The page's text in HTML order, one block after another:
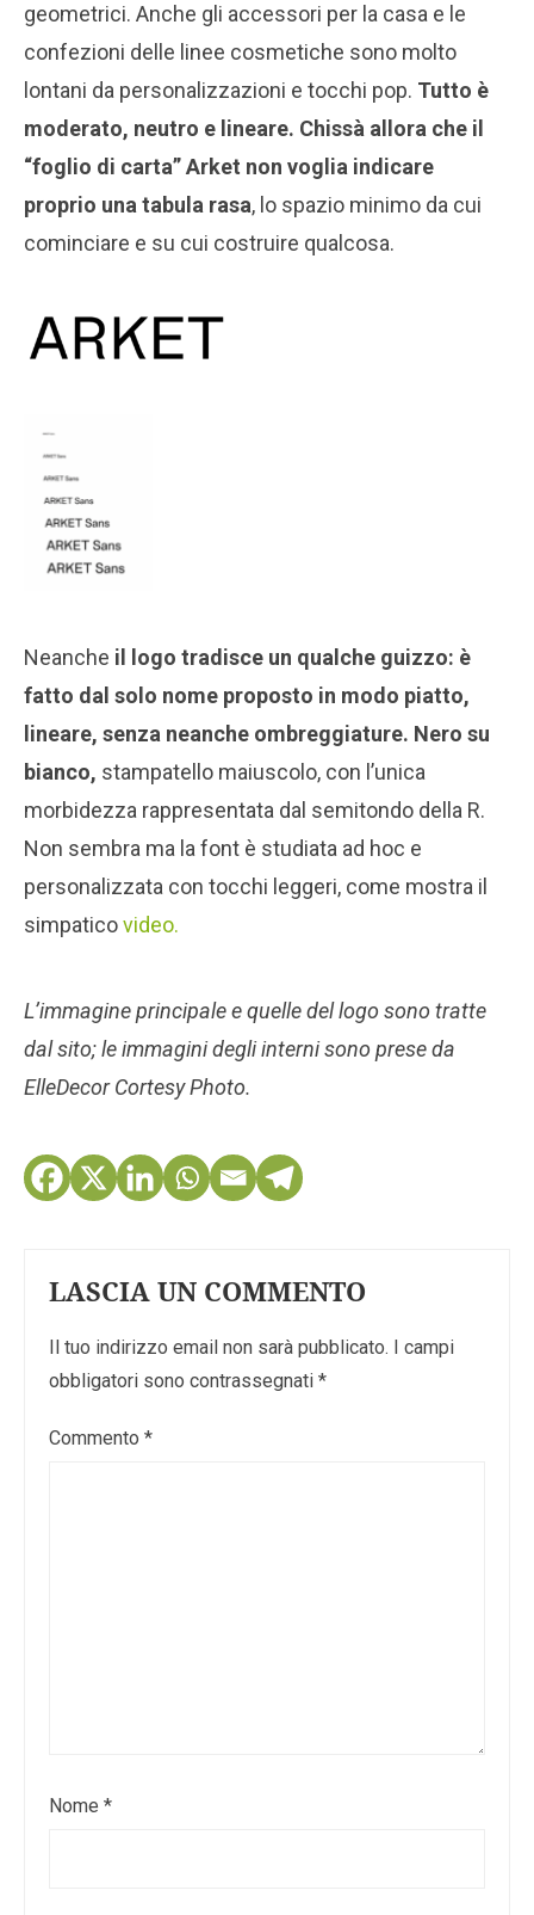
geometrici. Anche gli accessori per la casa e le
confezioni delle linee cosmetiche sono molto
lontani da personalizzazioni e tocchi pop. Tutto è
moderato, neutro e lineare. Chissà allora che il
“foglio di carta” Arket non voglia indicare
proprio una tabula rasa, lo spazio minimo da cui
cominciare e su cui costruire qualcosa.
Neanche il logo tradisce un qualche guizzo: è
fatto dal solo nome proposto in modo piatto,
lineare, senza neanche ombreggiature. Nero su
bianco, stampatello maiuscolo, con l’unica
morbidezza rappresentata dal semitondo della R.
Non sembra ma la font è studiata ad hoc e
personalizzata con tocchi leggeri, come mostra il
simpaticovideo.
L’immagine principale e quelle del logo sono tratte
dal sito; le immagini degli interni sono prese da
ElleDecor Cortesy Photo.
LASCIA UN COMMENTO
Il tuo indirizzo email non sarà pubblicato. I campi
obbligatori sono contrassegnati *
Commento *
Nome *